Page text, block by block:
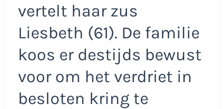
vertelt haar zus
Liesbeth (61). De familie
koos er destijds bewust
voor om het verdriet in
besloten kring te